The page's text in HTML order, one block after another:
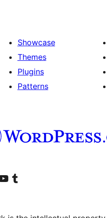
Showcase
Themes
Plugins
Patterns
account
налог
our YouTube channel
Посетите наш Tumblr налог